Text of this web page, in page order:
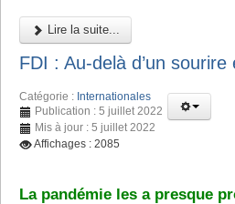
Lire la suite...
FDI : Au-delà d’un
Catégorie : Internationales
Publication : 5 juillet 2022
Mis à jour : 5 juillet 2022
Affichages : 2085
La pandémie les a presque